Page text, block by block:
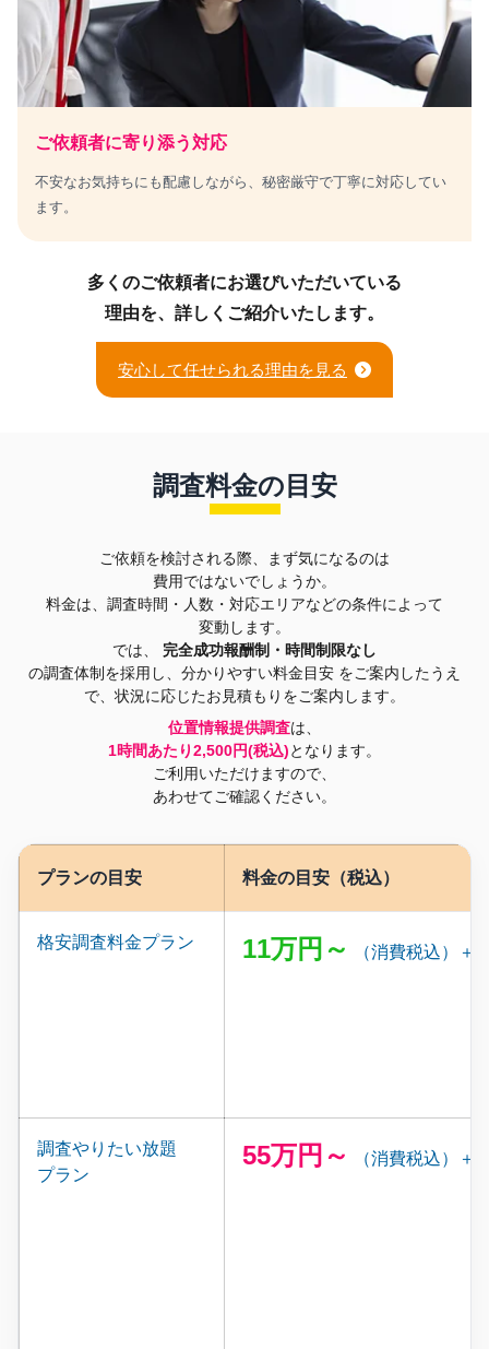
ご依頼者に寄り添う対応
不安なお気持ちにも配慮しながら、秘密厳守で丁寧に対応してい
ます。
多くのご依頼者にお選びいただいている
理由を、詳しくご紹介いたします。
安心して任せられる理由を見る
調査料金の目安
ご依頼を検討される際、まず気になるのは
費用ではないでしょうか。
料金は、調査時間・人数・対応エリアなどの条件によって
変動します。
では、 完全成功報酬制・時間制限なし
の調査体制を採用し、分かりやすい料金目安 をご案内したうえ
で、状況に応じたお見積もりをご案内します。
位置情報提供調査は、
1時間あたり2,500円(税込)となります。
ご利用いただけますので、
あわせてご確認ください。
プランの目安 料金の目安（税込）
格安調査料金プラン 11万円～ （消費税込）＋
調査やりたい放題
プラン
55万円～ （消費税込）＋